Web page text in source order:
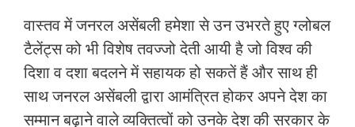
वास्तव में जनरल असेंबली हमेशा से उन उभरते हुए ग्लोबल
टैलेंट्स को भी विशेष तवज्जो देती आयी है जो विश्व की
दिशा व दशा बदलने में सहायक हो सकतें हैं और साथ ही
साथ जनरल असेंबली द्वारा आमंत्रित होकर अपने देश का
सम्मान बढ़ाने वाले व्यक्तित्वों को उनके देश की सरकार के